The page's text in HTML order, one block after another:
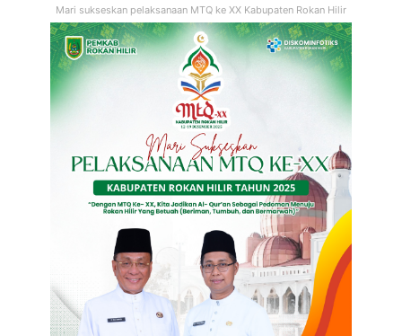
Mari sukseskan pelaksanaan MTQ ke XX Kabupaten Rokan Hilir